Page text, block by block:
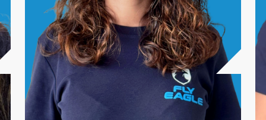
Leticia Bezerra
INVA / SBMG